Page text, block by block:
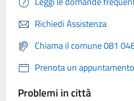
Richiedi Assistenza
Chiama il comune 081
Prenota un appuntamento
Problemi in città